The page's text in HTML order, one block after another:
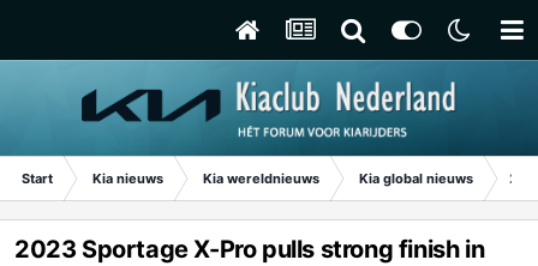
Start Kia nieuws Kia wereldnieuws Kia global nieuws
2023 Sportage X-Pro pulls strong finish in